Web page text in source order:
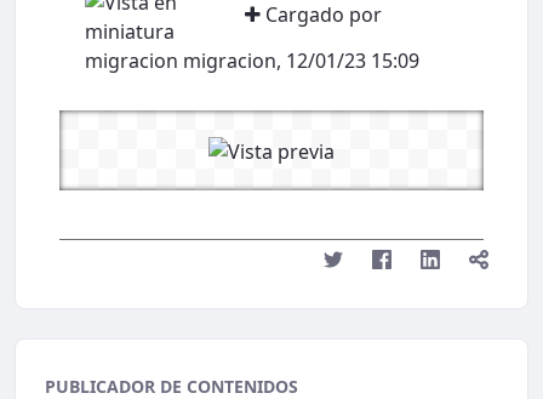
Cargado por
migracion migracion, 12/01/23 15:09
PUBLICADOR DE CONTENIDOS